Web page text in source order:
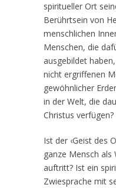
spiritueller Ort
Berührtsein von
menschlichen
Menschen, die
ausgebildet
nicht ergriffenen
gewöhnlicher
in der Welt, die
Christus verfügen?
Ist der ‹Geist des
ganze Mensch als
auftritt? Ist ein
Zwiesprache mit